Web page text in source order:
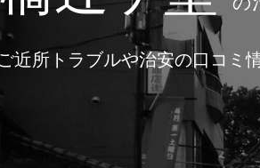
近所トラブルや治安の口コ